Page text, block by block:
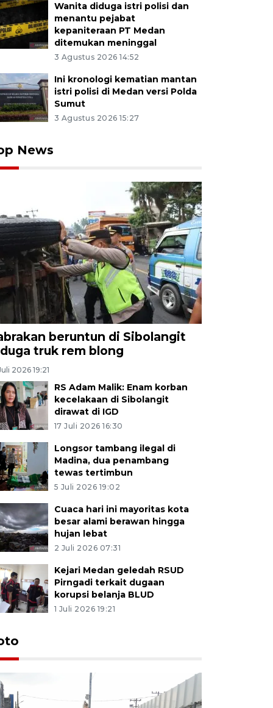
Wanita diduga istri polisi dan
menantu pejabat
kepaniteraan PT Medan
ditemukan meninggal
3 Agustus 2026 14:52
Ini kronologi kematian mantan
istri polisi di Medan versi Polda
Sumut
3 Agustus 2026 15:27
News
beruntun di Sibolangit
truk rem blong
2026 19:21
RS Adam Malik: Enam korban
kecelakaan di Sibolangit
dirawat di IGD
17 Juli 2026 16:30
Longsor tambang ilegal di
Madina, dua penambang
tewas tertimbun
5 Juli 2026 19:02
Cuaca hari ini mayoritas kota
besar alami berawan hingga
hujan lebat
2 Juli 2026 07:31
Kejari Medan geledah RSUD
Pirngadi terkait dugaan
korupsi belanja BLUD
1 Juli 2026 19:21